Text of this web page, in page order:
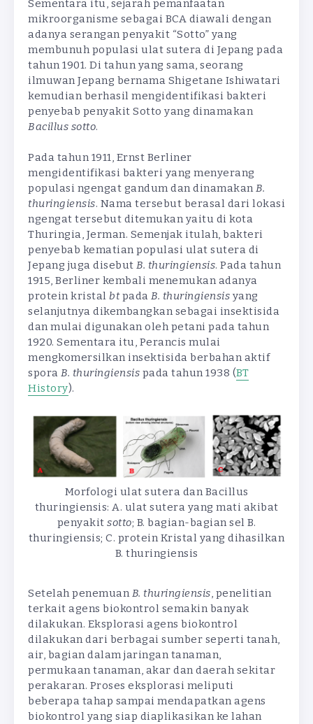
Sementara itu, sejarah pemanfaatan
mikroorganisme sebagai BCA diawali dengan
adanya serangan penyakit “Sotto” yang
membunuh populasi ulat sutera di Jepang pada
tahun 1901. Di tahun yang sama, seorang
ilmuwan Jepang bernama Shigetane Ishiwatari
kemudian berhasil mengidentifikasi bakteri
penyebab penyakit Sotto yang dinamakan
Bacillus sotto.
Pada tahun 1911, Ernst Berliner
mengidentifikasi bakteri yang menyerang
populasi ngengat gandum dan dinamakanB.
thuringiensis. Nama tersebut berasal dari lokasi
ngengat tersebut ditemukan yaitu di kota
Thuringia, Jerman. Semenjak itulah, bakteri
penyebab kematian populasi ulat sutera di
Jepang juga disebut B. thuringiensis. Pada tahun
1915, Berliner kembali menemukan adanya
protein kristal btpada B. thuringiensis yang
selanjutnya dikembangkan sebagai insektisida
dan mulai digunakan oleh petani pada tahun
1920. Sementara itu, Perancis mulai
mengkomersilkan insektisida berbahan aktif
spora B. thuringiensis pada tahun 1938 (BT
History).
Morfologi ulat sutera dan Bacillus
thuringiensis: A. ulat sutera yang mati akibat
penyakitsotto; B. bagian-bagian sel B.
thuringiensis; C. protein Kristal yang dihasilkan
B. thuringiensis
Setelah penemuanB. thuringiensis, penelitian
terkait agens biokontrol semakin banyak
dilakukan. Eksplorasi agens biokontrol
dilakukan dari berbagai sumber seperti tanah,
air, bagian dalam jaringan tanaman,
permukaan tanaman, akar dan daerah sekitar
perakaran. Proses eksplorasi meliputi
beberapa tahap sampai mendapatkan agens
biokontrol yang siap diaplikasikan ke lahan